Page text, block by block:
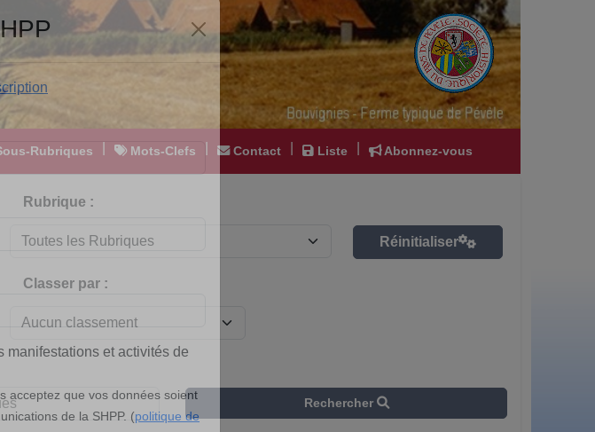
Rubriques Mots-Clefs Contact Liste Abonnez-vous
Rubrique :
Réinitialiser
Classer par :
Rechercher
et activités de
acceptez que vos données soient